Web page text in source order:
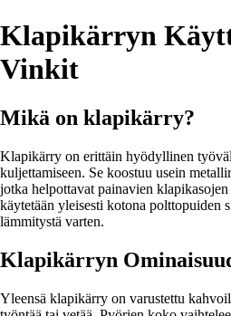
Klapikärryn
Vinkit
Mikä on klapikärry?
Klapikärry on erittäin hyödyllinen
kuljettamiseen. Se koostuu usein
jotka helpottavat painavien
käytetään yleisesti kotona polttopuiden
lämmitystä varten.
Klapikärryn
Yleensä klapikärry on varustettu